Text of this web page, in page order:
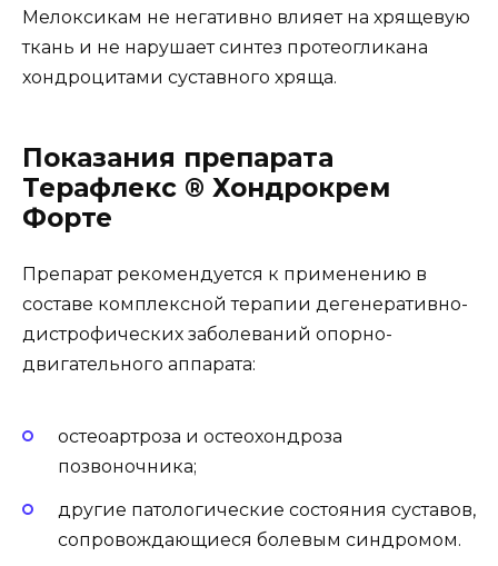
Мелоксикам не негативно влияет на хрящевую
ткань и не нарушает синтез протеогликана
хондроцитами суставного хряща.
Показания препарата
Терафлекс ® Хондрокрем
Форте
Препарат рекомендуется к применению в
составе комплексной терапии дегенеративно-
дистрофических заболеваний опорно-
двигательного аппарата:
остеоартроза и остеохондроза
позвоночника;
другие патологические состояния суставов,
сопровождающиеся болевым синдромом.